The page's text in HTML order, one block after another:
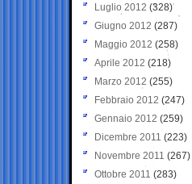
Luglio 2012 (328)
Giugno 2012 (287)
Maggio 2012 (258)
Aprile 2012 (218)
Marzo 2012 (255)
Febbraio 2012 (247)
Gennaio 2012 (259)
Dicembre 2011 (223)
Novembre 2011 (267)
Ottobre 2011 (283)